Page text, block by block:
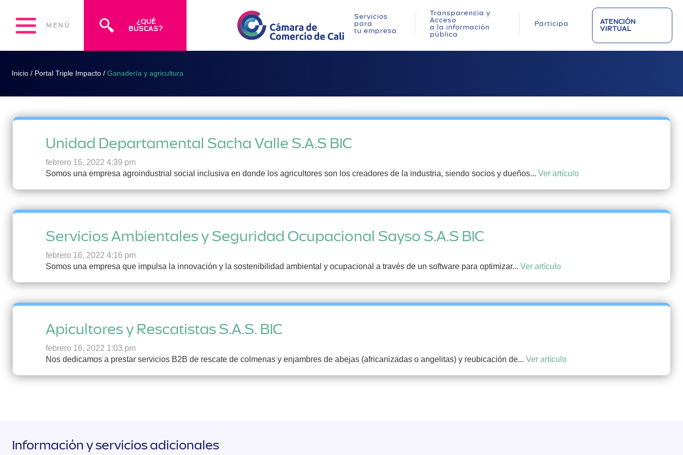
MENÚ
¿QUÉ
BUSCAS?
Servicios
para
tu empresa
Transparencia y
Acceso
a la información
pública
Participa
ATENCIÓN
VIRTUAL
Inicio / Portal Triple Impacto / Ganadería y agricultura
Unidad Departamental Sacha Valle S.A.S BIC
febrero 16, 2022 4:39 pm
Somos una empresa agroindustrial social inclusiva en donde los agricultores son los creadores de la industria, siendo socios y dueños... Ver artículo
Servicios Ambientales y Seguridad Ocupacional Sayso S.A.S BIC
febrero 16, 2022 4:16 pm
Somos una empresa que impulsa la innovación y la sostenibilidad ambiental y ocupacional a través de un software para optimizar... Ver artículo
Apicultores y Rescatistas S.A.S. BIC
febrero 16, 2022 1:03 pm
Nos dedicamos a prestar servicios B2B de rescate de colmenas y enjambres de abejas (africanizadas o angelitas) y reubicación de... Ver artículo
Información y servicios adicionales